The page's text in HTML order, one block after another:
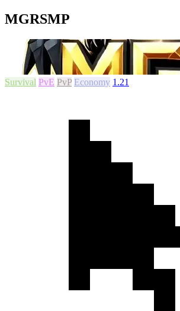
MGRSMP
Survival PvE PvP Economy 1.21